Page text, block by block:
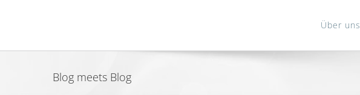
Über uns
Blog meets Blog